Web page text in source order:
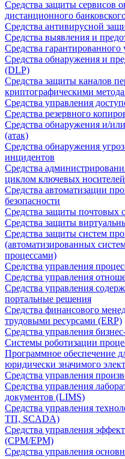
Средства защиты сервисов
дистанционного
Средства антивирусной
Средства выявления и
Средства
Средства обнаружения и
(DLP)
Средства защиты каналов
криптографическими
Средства управления
Средства резервного
Средства обнаружения и/
(атак)
Средства обнаружения
инцидентов
Средства
циклом ключевых носителей
Средства автоматизации
безопасности
Средства защиты почтовых
Средства защиты
Средства защиты систем
(автоматизированных
процессами)
Средства управления
Средства управления
Средства управления
портальные решения
Средства финансового
трудовыми ресурсами (ERP)
Средства управления
Системы роботизации
Программное обеспечение
юридически значимого
Средства управления
Средства управления
документов (LIMS)
Средства управления
ТП, SCADA)
Средства управления
(CPM/EPM)
Средства управления